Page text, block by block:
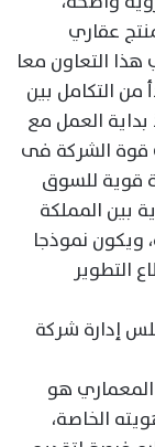
عقاري
التعاون معا
من التكامل بين
العمل مع
قوة الشركة فى
قوية للسوق
بين المملكة
ويكون نموذجا
التطوير
إدارة شركة
المعماري هو
الخاصة،